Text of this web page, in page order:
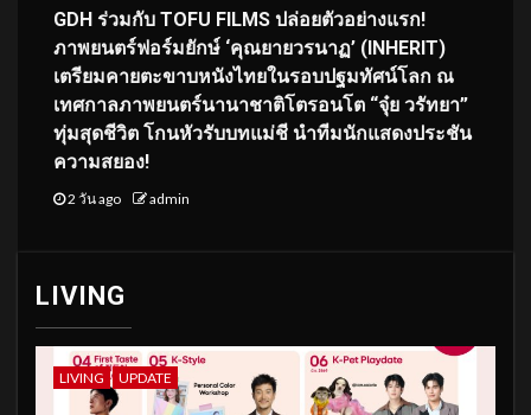
GDH ร่วมกับ TOFU FILMS ปล่อยตัวอย่างแรก!
ภาพยนตร์ฟอร์มยักษ์ ‘คุณยายวรนาฏ’ (INHERIT)
เตรียมคายตะขาบหนังไทยในรอบปฐมทัศน์โลก ณ
เทศกาลภาพยนตร์นานาชาติโตรอนโต “จุ๋ย วรัทยา”
ทุ่มสุดชีวิต โกนหัวรับบทแม่ชี นำทีมนักแสดงประชัน
ความสยอง!
2 วัน ago admin
LIVING
LIVING UPDATE